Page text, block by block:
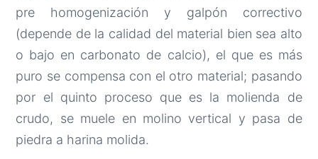
pre homogenización y galpón correctivo
(depende de la calidad del material bien sea alto
o bajo en carbonato de calcio), el que es más
puro se compensa con el otro material; pasando
por el quinto proceso que es la molienda de
crudo, se muele en molino vertical y pasa de
piedra a harina molida.